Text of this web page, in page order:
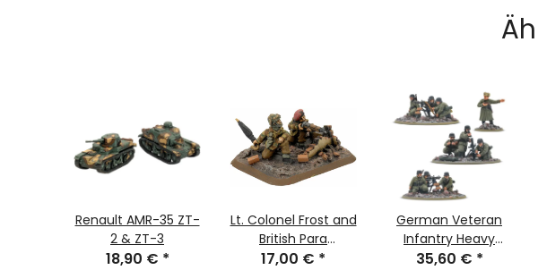
Renault AMR-35 ZT-
2 & ZT-3
18,90 € *
Lt. Colonel Frost and
British Para
Commanders (LW)
17,00 € *
German Veteran
Infantry Heavy
Weapons Platoon
35,60 € *